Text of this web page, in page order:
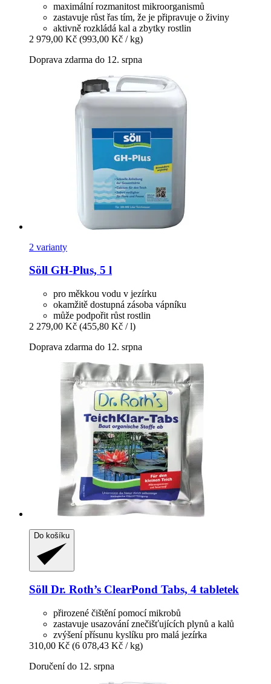
maximální rozmanitost mikroorganismů
zastavuje růst řas tím, že je připravuje o živiny
aktivně rozkládá kal a zbytky rostlin
2 979,00 Kč (993,00 Kč / kg)
Doprava zdarma do 12. srpna
2 varianty
Söll GH-​Plus, 5 l
pro měkkou vodu v jezírku
okamžitě dostupná zásoba vápníku
může podpořit růst rostlin
2 279,00 Kč (455,80 Kč / l)
Doprava zdarma do 12. srpna
Do košíku
Söll Dr. Roth’s ClearPond Tabs, 4 tabletek
přirozené čištění pomocí mikrobů
zastavuje usazování znečišťujících plynů a kalů
zvýšení přísunu kyslíku pro malá jezírka
310,00 Kč (6 078,43 Kč / kg)
Doručení do 12. srpna